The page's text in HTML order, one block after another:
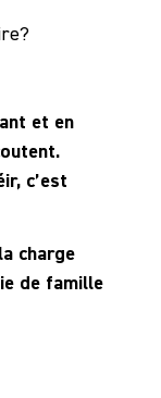
et en
c’est
charge
de famille